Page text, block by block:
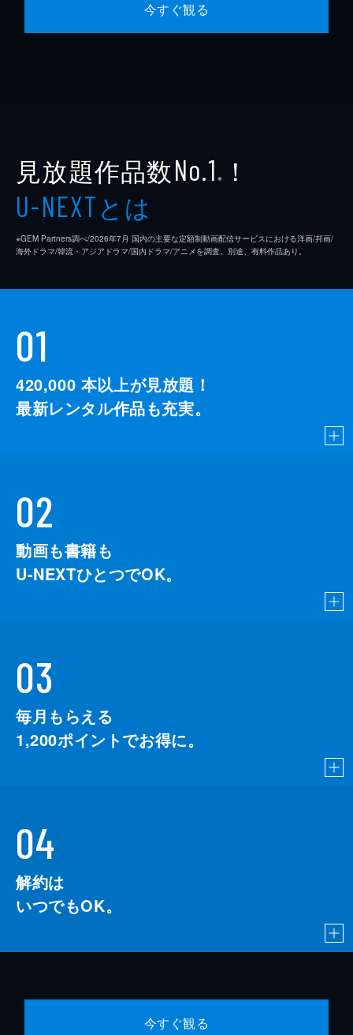
今すぐ観る
見放題作品数No.1 ※ ！
U-NEXTとは
※GEM Partners調べ/2026年7⽉ 国内の主要な定額制動画配信サービスにおける洋画/邦画/
海外ドラマ/韓流・アジアドラマ/国内ドラマ/アニメを調査。別途、有料作品あり。
01
420,000 本以上が見放題！
最新レンタル作品も充実。
02
動画も書籍も
U-NEXTひとつでOK。
03
毎月もらえる
1,200ポイントでお得に。
04
解約は
いつでもOK。
今すぐ観る